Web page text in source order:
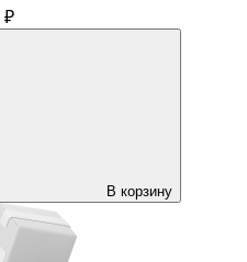
₽
В корзину